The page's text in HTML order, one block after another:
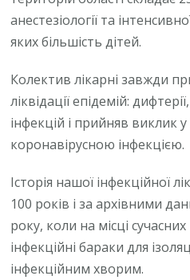
анестезіології та
яких більшість дітей.
Колектив лікарні завжди
ліквідації епідемій:
інфекцій і прийняв виклик
коронавірусною інфекцією.
Історія нашої інфекційної
100 років і за архівними
року, коли на місці
інфекційні бараки для
інфекційним хворим.